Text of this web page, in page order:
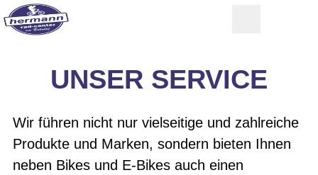
UNSER SERVICE
Wir führen nicht nur vielseitige und zahlreiche
Produkte und Marken, sondern bieten Ihnen
neben Bikes und E-Bikes auch einen